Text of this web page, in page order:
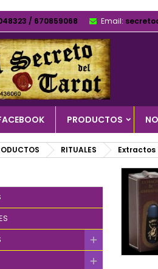
/ 670859068 Email:
PRODUCTOS
RITUALES Extractos